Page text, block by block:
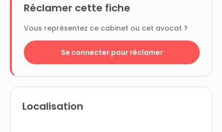
Réclamer cette fiche
Vous représentez ce cabinet ou cet avocat ?
Se connecter pour réclamer
Localisation